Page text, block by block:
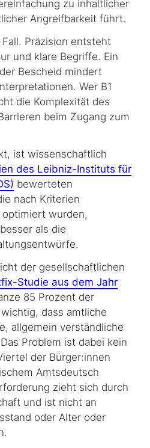
zu inhaltlicher
Angreifbarkeit führt.
Präzision entsteht
und klare Begriffe. Ein
Bescheid mindert
Wer B1
die Komplexität des
beim Zugang zum
ist wissenschaftlich
des Leibniz-Instituts für
bewerteten
nach Kriterien
optimiert wurden,
als die
der gesellschaftlichen
Studie aus dem Jahr
85 Prozent der
dass amtliche
allgemein verständliche
Problem ist dabei kein
der Bürger:innen
Amtsdeutsch
zieht sich durch
und ist nicht an
oder Alter oder